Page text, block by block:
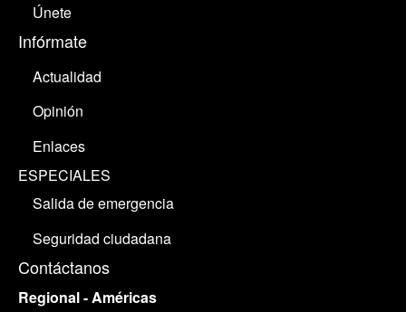
Únete
Infórmate
Actualidad
Opinión
Enlaces
ESPECIALES
Salida de emergencia
Seguridad ciudadana
Contáctanos
Regional - Américas